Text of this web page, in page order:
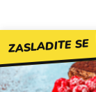
ZASLADITE SE